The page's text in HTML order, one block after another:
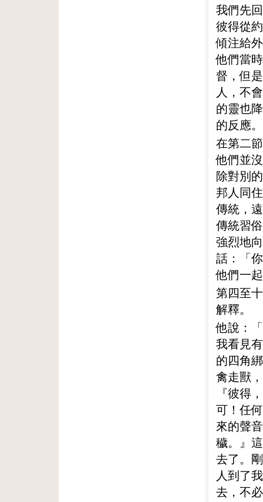
我們先
彼得從
傾注給
他們當
督，但
人，不
的靈也
的反應。
在第二
他們並
除對別
邦人同
傳統，
傳統習
強烈地
話：「
他們一
第四至
解釋。
他說：
我看見
的四角
禽走獸
『彼得
可！任
來的聲
穢。』
去了。
人到了
去，不